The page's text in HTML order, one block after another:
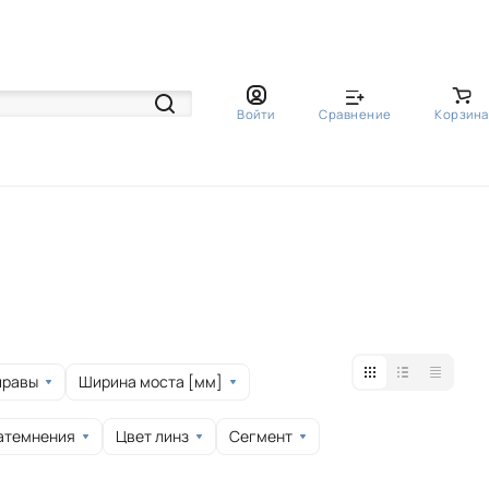
Войти Сравнение Корзина
Ширина моста [мм]
Цвет линз Сегмент